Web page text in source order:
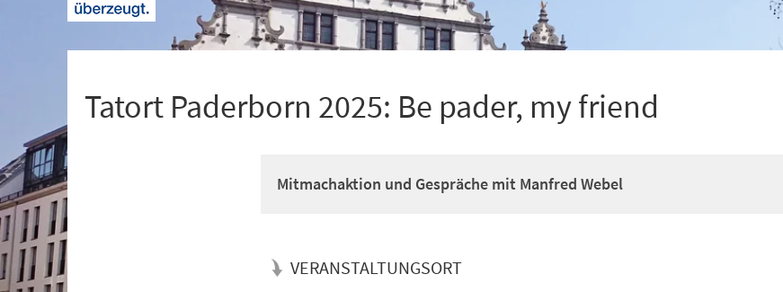
Tatort Paderborn 2025: Be pader, my friend
Mitmachaktion und Gespräche mit Manfred Webel
VERANSTALTUNGSORT